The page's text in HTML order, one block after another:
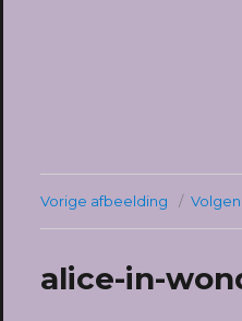
Vorige afbeelding
alice-in-